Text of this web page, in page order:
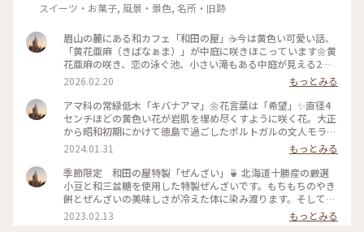
スイーツ・お菓子, 風景・景色, 名所・旧跡
眉山の麓にある和カフェ「和田の屋」☕️今は黄色い可愛い話、
「黄花亜麻（きばなぁま）」が中庭に咲きほこっています🌼黄
花亜麻の咲き、恋の泳ぐ池、小さい滝もある中庭が見える2階
のお部屋で「冬季限定特製ぜんざい」とホットコーヒーを頂き
ました☕️小さい頃から「滝のやきもち」が大好きで、お土産に
買って帰ると家族にも喜んでもらえます☺️冬はやっぱりお餅の
入った甘くて美味しいぜんざいがたまりません☺️ 2026.1.17 #
和田の屋 #和田のやきもち #特製ぜんざい #コーヒー #
2026.02.20
もっとみる
アマ科の常緑低木「キバナアマ」🌼花言葉は「希望」✨直径4
センチほどの黄色い花が岩肌を埋め尽くすように咲く花。大正
から昭和初期にかけて徳島で過ごしたポルトガルの文人モラエ
スさんが植えたとされている「キバナアマ」が今見頃を迎えて
います。 私達が行ったのは年末、大好きなお善哉を求めて行
って行ってきました。「いつが満開なんだろう。なぜかこの頃
に毎年行ってるね」とおしゃべりにも大輪の花が咲きました🌼
この日はまだまだ何分咲きでしたが、たくさんのこられてた方
が記念写真を撮っていました。可愛い黄色の優しい花に和田の
屋の庭は包まれているんでしょうね🌼 2023.12.29 #お善哉 #
2024.01.31
もっとみる
季節限定 和田の屋特製「ぜんざい」🍵 北海道十勝産の厳選
小豆と和三盆糖を使用した特製ぜんざいです。もちもちのやき
餅とぜんざいの美味しさが冷えた体に染み渡ります。そして、
あったかコーヒーと、窓から見える庭、黄花亜麻の花に癒され
ました😊家族へのお土産を買って、夜ご飯のデザートに家族も
2023.02.13 もっとみる